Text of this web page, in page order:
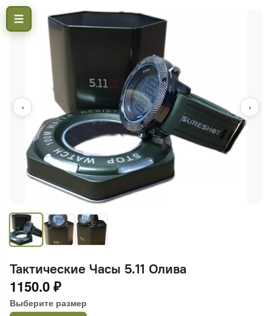
‹ ›
Тактические Часы 5.11 Олива
1150.0 ₽
Выберите размер